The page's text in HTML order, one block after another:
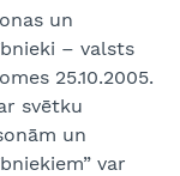
un
– valsts
25.10.2005.
svētku
un
var